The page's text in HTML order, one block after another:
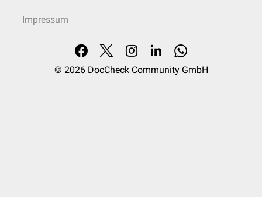
Impressum
© 2026 DocCheck Community GmbH